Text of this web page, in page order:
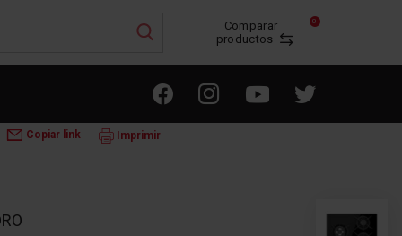
Comparar
productos
0
3CFI-4GLSPB
Copiar link Imprimir